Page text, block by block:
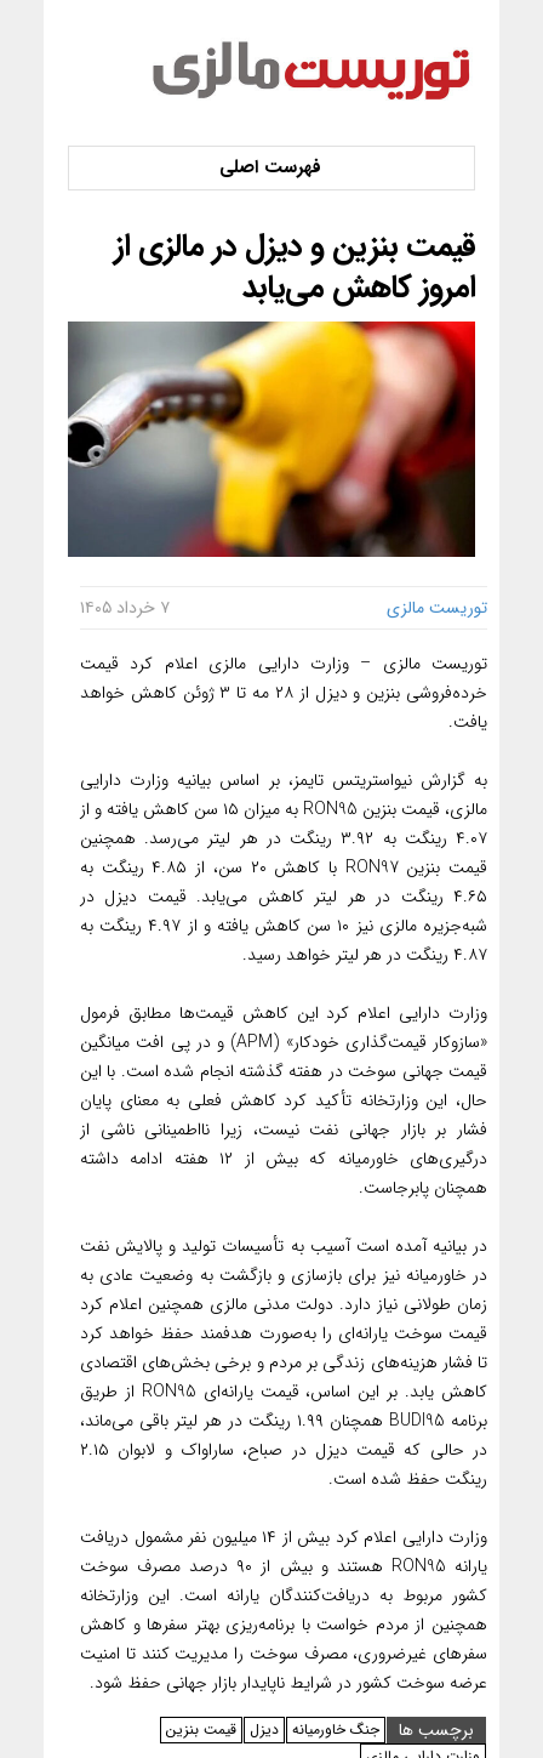
قیمت بنزین و دیزل در مالزی از
امروز کاهش می‌یابد
توریست مالزی ۷ خرداد ۱۴۰۵
توریست مالزی – وزارت دارایی مالزی اعلام کرد قیمت
خرده‌فروشی بنزین و دیزل از ۲۸ مه تا ۳ ژوئن کاهش خواهد
یافت.
به گزارش نیواستریتس تایمز، بر اساس بیانیه وزارت دارایی
مالزی، قیمت بنزین RON95 به میزان ۱۵ سن کاهش یافته و از
۴.۰۷ رینگت به ۳.۹۲ رینگت در هر لیتر می‌رسد. همچنین
قیمت بنزین RON97 با کاهش ۲۰ سن، از ۴.۸۵ رینگت به
۴.۶۵ رینگت در هر لیتر کاهش می‌یابد. قیمت دیزل در
شبه‌جزیره مالزی نیز ۱۰ سن کاهش یافته و از ۴.۹۷ رینگت به
۴.۸۷ رینگت در هر لیتر خواهد رسید.
وزارت دارایی اعلام کرد این کاهش قیمت‌ها مطابق فرمول
«سازوکار قیمت‌گذاری خودکار» (APM) و در پی افت میانگین
قیمت جهانی سوخت در هفته گذشته انجام شده است. با این
حال، این وزارتخانه تأکید کرد کاهش فعلی به معنای پایان
فشار بر بازار جهانی نفت نیست، زیرا نااطمینانی ناشی از
درگیری‌های خاورمیانه که بیش از ۱۲ هفته ادامه داشته
همچنان پابرجاست.
در بیانیه آمده است آسیب به تأسیسات تولید و پالایش نفت
در خاورمیانه نیز برای بازسازی و بازگشت به وضعیت عادی به
زمان طولانی نیاز دارد. دولت مدنی مالزی همچنین اعلام کرد
قیمت سوخت یارانه‌ای را به‌صورت هدفمند حفظ خواهد کرد
تا فشار هزینه‌های زندگی بر مردم و برخی بخش‌های اقتصادی
کاهش یابد. بر این اساس، قیمت یارانه‌ای RON95 از طریق
برنامه BUDI95 همچنان ۱.۹۹ رینگت در هر لیتر باقی می‌ماند،
در حالی که قیمت دیزل در صباح، ساراواک و لابوان ۲.۱۵
رینگت حفظ شده است.
وزارت دارایی اعلام کرد بیش از ۱۴ میلیون نفر مشمول دریافت
یارانه RON95 هستند و بیش از ۹۰ درصد مصرف سوخت
کشور مربوط به دریافت‌کنندگان یارانه است. این وزارتخانه
همچنین از مردم خواست با برنامه‌ریزی بهتر سفرها و کاهش
سفرهای غیرضروری، مصرف سوخت را مدیریت کنند تا امنیت
عرضه سوخت کشور در شرایط ناپایدار بازار جهانی حفظ شود.
برچسب ها
جنگ خاورمیانه دیزل
قیمت بنزین